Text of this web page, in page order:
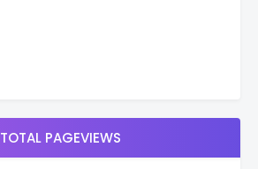
TOTAL PAGEVIEWS